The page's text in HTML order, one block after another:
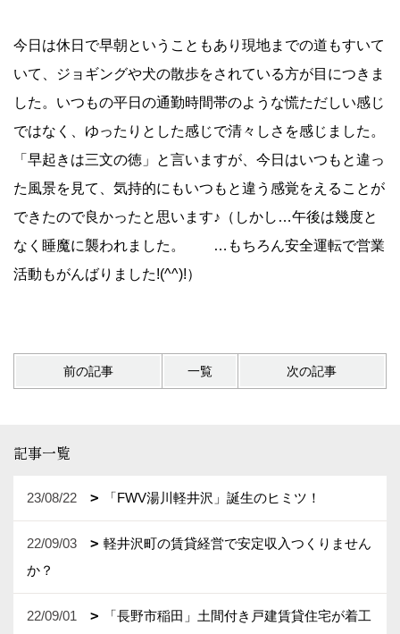
今日は休日で早朝ということもあり現地までの道もすいて
いて、ジョギングや犬の散歩をされている方が目につきま
した。いつもの平日の通勤時間帯のような慌ただしい感じ
ではなく、ゆったりとした感じで清々しさを感じました。
「早起きは三文の徳」と言いますが、今日はいつもと違っ
た風景を見て、気持的にもいつもと違う感覚をえることが
できたので良かったと思います♪（しかし…午後は幾度と
なく睡魔に襲われました。 …もちろん安全運転で営業
活動もがんばりました!(^^)!）
前の記事 一覧 次の記事
記事一覧
23/08/22 「FWV湯川軽井沢」誕生のヒミツ！
22/09/03
軽井沢町の賃貸経営で安定収入つくりません
か？
22/09/01
「長野市稲田」土間付き戸建賃貸住宅が着工